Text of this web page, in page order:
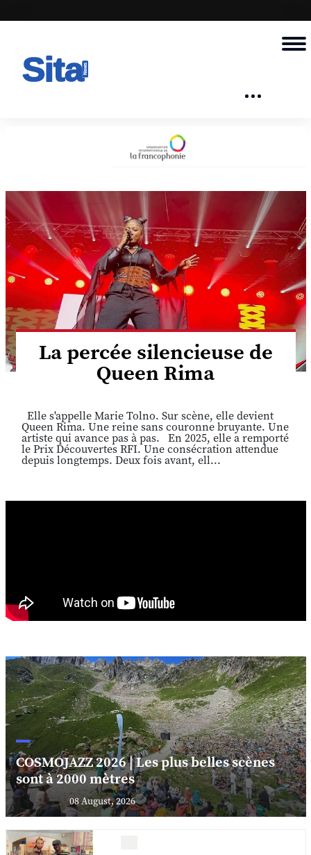
La percée silencieuse de
Queen Rima
Elle s'appelle Marie Tolno. Sur scène, elle devient
Queen Rima. Une reine sans couronne bruyante. Une
artiste qui avance pas à pas. En 2025, elle a remporté
le Prix Découvertes RFI. Une consécration attendue
depuis longtemps. Deux fois avant, ell...
COSMOJAZZ 2026 | Les plus belles scènes
sont à 2000 mètres
08 August, 2026